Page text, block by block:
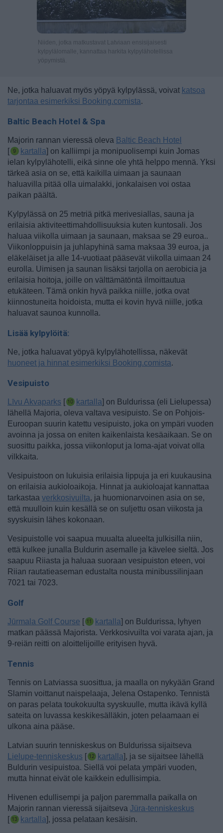
Niiden, jotka matkustavat Latviaan ensisijaisesti
kylpylälomalle, kannattaa harkita kylpylähotellissa
yöpymistä.
Ne, jotka haluavat myös yöpyä kylpylässä, voivat katsoa
tarjontaa esimerkiksi Booking.comista.
Baltic Beach Hotel & Spa
Majorin rannan vieressä oleva Baltic Beach Hotel
[
kartalla] on kalliimpi ja monipuolisempi kuin Jomas
ielan kylpylähotelli, eikä sinne ole yhtä helppo mennä. Yksi
tärkeä asia on se, että kaikilla uimaan ja saunaan
haluavilla pitää olla uimalakki, jonkalaisen voi ostaa
paikan päältä.
Kylpylässä on 25 metriä pitkä merivesiallas, sauna ja
erilaisia aktiviteettimahdollisuuksia kuten kuntosali. Jos
haluaa viikolla uimaan ja saunaan, maksaa se 29 euroa..
Viikonloppuisin ja juhlapyhinä sama maksaa 39 euroa, ja
eläkeläiset ja alle 14-vuotiaat pääsevät viikolla uimaan 24
eurolla. Uimisen ja saunan lisäksi tarjolla on aerobicia ja
erilaisia hoitoja, joille on välttämätöntä ilmoittautua
etukäteen. Tämä onkin hyvä paikka niille, jotka ovat
kiinnostuneita hoidoista, mutta ei kovin hyvä niille, jotka
haluavat saunoa kunnolla.
Lisää kylpylöitä:
Ne, jotka haluavat yöpyä kylpylähotellissa, näkevät
huoneet ja hinnat esimerkiksi Booking.comista.
Vesipuisto
Līvu Akvaparks [ kartalla] on Buldurissa (eli Lielupessa)
lähellä Majoria, oleva valtava vesipuisto. Se on Pohjois-
Euroopan suurin katettu vesipuisto, joka on ympäri vuoden
avoinna ja jossa on eniten kaikenlaista kesäaikaan. Se on
suosittu paikka, jossa viikonloput ja loma-ajat voivat olla
vilkkaita.
Vesipuistoon on lukuisia erilaisia lippuja ja eri kuukausina
on erilaisia aukioloaikoja. Hinnat ja aukioloajat kannattaa
tarkastaa verkkosivuilta, ja huomionarvoinen asia on se,
että muulloin kuin kesällä se on suljettu osan viikosta ja
syyskuisin lähes kokonaan.
Vesipuistolle voi saapua muualta alueelta julkisilla niin,
että kulkee junalla Buldurin asemalle ja kävelee sieltä. Jos
saapuu Riiasta ja haluaa suoraan vesipuiston eteen, voi
Riian rautatieaseman edustalta nousta minibussilinjaan
7021 tai 7023.
Golf
Jūrmala Golf Course [ kartalla] on Buldurissa, lyhyen
matkan päässä Majorista. Verkkosivuilta voi varata ajan, ja
9-reiän reitti on aloittelijoille erityisen hyvä.
Tennis
Tennis on Latviassa suosittua, ja maalla on nykyään Grand
Slamin voittanut naispelaaja, Jelena Ostapenko. Tennistä
on paras pelata toukokuulta syyskuulle, mutta ikävä kyllä
sateita on luvassa keskikesälläkin, joten pelaamaan ei
ulkona aina pääse.
Latvian suurin tenniskeskus on Buldurissa sijaitseva
Lielupe-tenniskeskus [ kartalla], ja se sijaitsee lähellä
Buldurin vesipuistoa. Siellä voi pelata ympäri vuoden,
mutta hinnat eivät ole kaikkein edullisimpia.
Hivenen edullisempi ja paljon paremmalla paikalla on
Majorin rannan vieressä sijaitseva Jüra-tenniskeskus
[
kartalla], jossa pelataan kesäisin.